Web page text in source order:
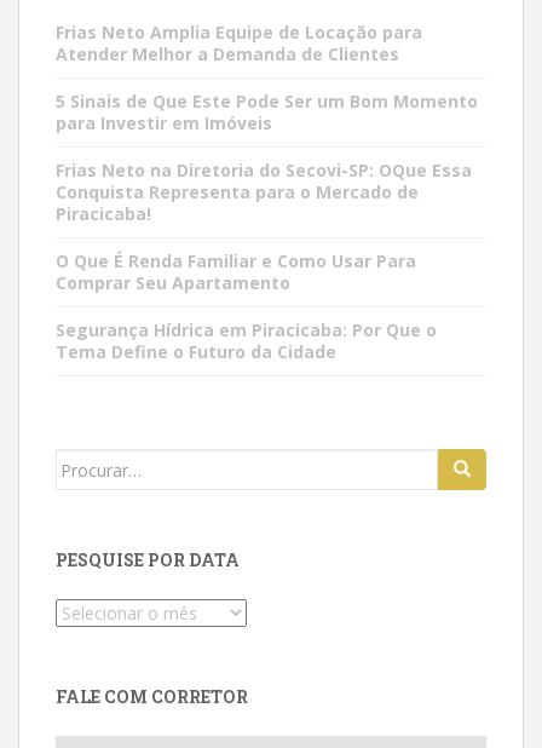
Frias Neto Amplia Equipe de Locação para
Atender Melhor a Demanda de Clientes
5 Sinais de Que Este Pode Ser um Bom Momento
para Investir em Imóveis
Frias Neto na Diretoria do Secovi-SP: OQue Essa
Conquista Representa para o Mercado de
Piracicaba!
O Que É Renda Familiar e Como Usar Para
Comprar Seu Apartamento
Segurança Hídrica em Piracicaba: Por Que o
Tema Define o Futuro da Cidade
Search
PESQUISE POR DATA
Pesquise
FALE COM CORRETOR